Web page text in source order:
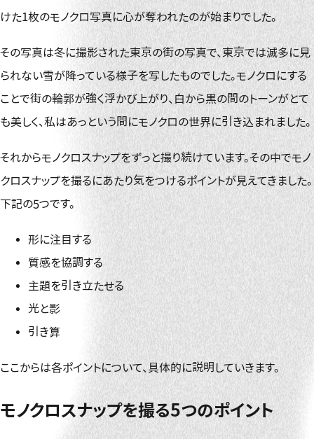
けた1枚のモノクロ写真に心が奪われたのが始まりでした。
その写真は冬に撮影された東京の街の写真で、東京では滅多に見
られない雪が降っている様子を写したものでした。モノクロにする
ことで街の輪郭が強く浮かび上がり、白から黒の間のトーンがとて
も美しく、私はあっという間にモノクロの世界に引き込まれました。
それからモノクロスナップをずっと撮り続けています。その中でモノ
クロスナップを撮るにあたり気をつけるポイントが見えてきました。
下記の5つです。
形に注目する
質感を協調する
主題を引き立たせる
光と影
引き算
ここからは各ポイントについて、具体的に説明していきます。
モノクロスナップを撮る5つのポイント